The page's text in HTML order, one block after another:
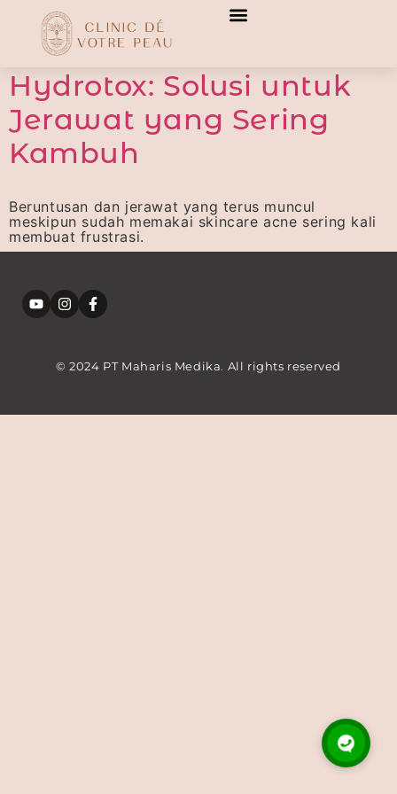
[transitionslider id="3"]
[transitionslider id="3"]
Hydrotox: Solusi untuk
Jerawat yang Sering
Kambuh
Beruntusan dan jerawat yang terus muncul
meskipun sudah memakai skincare acne sering kali
membuat frustrasi.
© 2024 PT Maharis Medika. All rights reserved